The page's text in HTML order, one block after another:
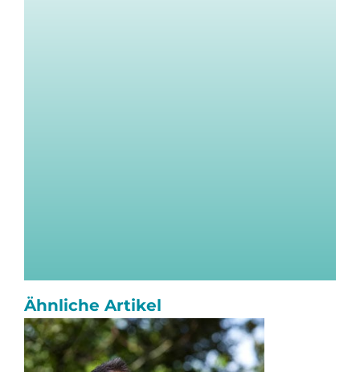
Ähnliche Artikel